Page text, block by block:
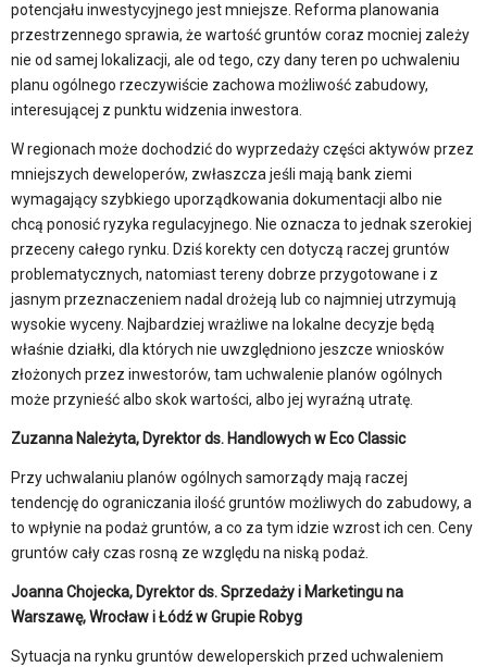
potencjału inwestycyjnego jest mniejsze. Reforma planowania
przestrzennego sprawia, że wartość gruntów coraz mocniej zależy
nie od samej lokalizacji, ale od tego, czy dany teren po uchwaleniu
planu ogólnego rzeczywiście zachowa możliwość zabudowy,
interesującej z punktu widzenia inwestora.
W regionach może dochodzić do wyprzedaży części aktywów przez
mniejszych deweloperów, zwłaszcza jeśli mają bank ziemi
wymagający szybkiego uporządkowania dokumentacji albo nie
chcą ponosić ryzyka regulacyjnego. Nie oznacza to jednak szerokiej
przeceny całego rynku. Dziś korekty cen dotyczą raczej gruntów
problematycznych, natomiast tereny dobrze przygotowane i z
jasnym przeznaczeniem nadal drożeją lub co najmniej utrzymują
wysokie wyceny. Najbardziej wrażliwe na lokalne decyzje będą
właśnie działki, dla których nie uwzględniono jeszcze wniosków
złożonych przez inwestorów, tam uchwalenie planów ogólnych
może przynieść albo skok wartości, albo jej wyraźną utratę.
Zuzanna Należyta, Dyrektor ds. Handlowych w Eco Classic
Przy uchwalaniu planów ogólnych samorządy mają raczej
tendencję do ograniczania ilość gruntów możliwych do zabudowy, a
to wpłynie na podaż gruntów, a co za tym idzie wzrost ich cen. Ceny
gruntów cały czas rosną ze względu na niską podaż.
Joanna Chojecka, Dyrektor ds. Sprzedaży i Marketingu na
Warszawę, Wrocław i Łódź w Grupie Robyg
Sytuacja na rynku gruntów deweloperskich przed uchwaleniem